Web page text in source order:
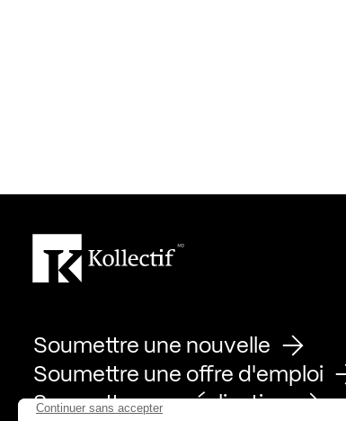
Soumettre une nouvelle
Soumettre une offre d'emploi
Soumettre une réalisation